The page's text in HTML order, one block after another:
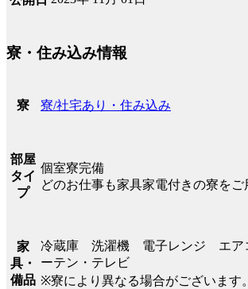
寮・住み込み情報
寮 寮/社宅あり・住み込み
部屋
タイ
プ
個室寮完備
どのお仕事も家具家電付きの寮をご
家
具・
備品
冷蔵庫 洗濯機 電子レンジ エ
ーテン・テレビ
※寮により異なる場合がございます。